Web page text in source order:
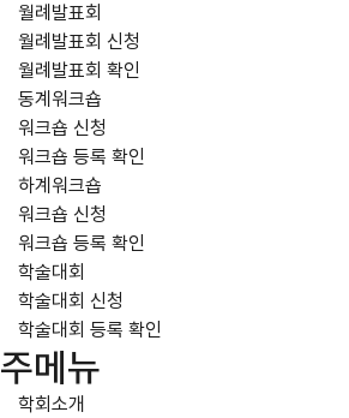
월례발표회
월례발표회 신청
월례발표회 확인
동계워크숍
워크숍 신청
워크숍 등록 확인
하계워크숍
워크숍 신청
워크숍 등록 확인
학술대회
학술대회 신청
학술대회 등록 확인
주메뉴
학회소개